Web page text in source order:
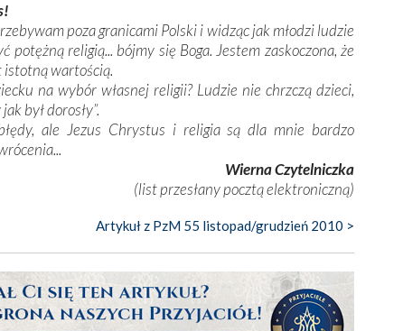
poza granicami Polski i widząc jak młodzi ludzie
potężną religią... bójmy się Boga. Jestem zaskoczona, że
istotną wartością.
na wybór własnej religii? Ludzie nie chrzczą dzieci,
był dorosły”.
ale Jezus Chrystus i religia są dla mnie bardzo
Wierna Czytelniczka
(list przesłany pocztą elektroniczną)
Artykuł z PzM 55 listopad/grudzień 2010 >